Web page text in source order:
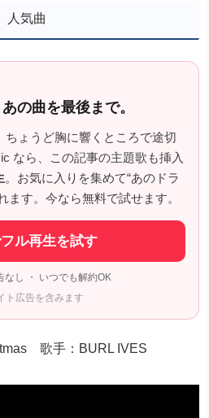
人気曲
の曲を最後まで。
ちょうど胸に響くところで途切
なら、この記事の主題歌も挿入
。お気に入りを集めて“あのドラ
ます。今なら無料で試せます。
ル再生を試す
なし ・ いつでも解約OK
ト広告を含みます
歌手：BURL IVES